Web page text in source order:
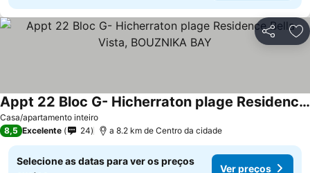
Partilhar
Casa/apartamento inteiro
Appt 22 Bloc G- Hicherraton plage Residence Bella Vista, BOUZNIKA BAY
Ver preços
8,5 Excelente 24 a 8.2 km de Centro da cidade
Selecione as datas para ver os preços
Ver preços